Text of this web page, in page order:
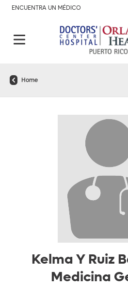
ENCUENTRA UN MÉDICO
Home
Kelma Y Ruiz
Medicina